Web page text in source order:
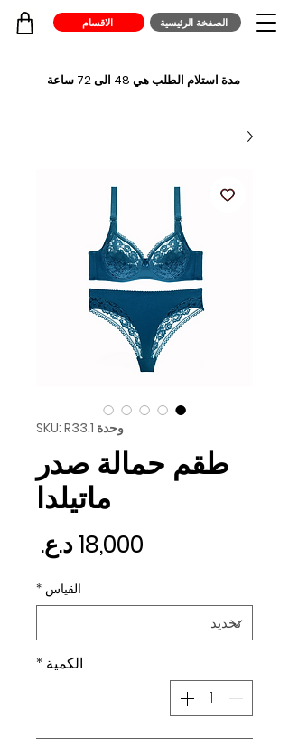
الصفخة الرئيسية الاقسام
مدة استلام الطلب هي 48 الى 72 ساعة
وحدة SKU: R33.1
طقم حمالة صدر
ماتيلدا
القياس *
الكمية *